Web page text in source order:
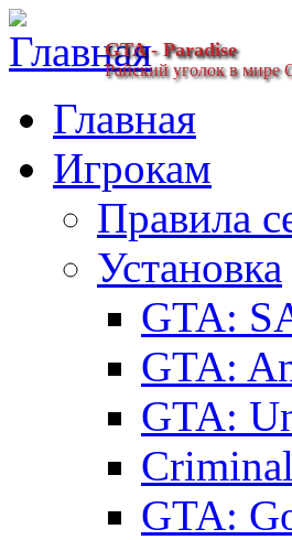
GTA - Paradise
Райский уголок в мире
Главная
Игрокам
Правила
Установка
GTA:
GTA:
GTA:
GTA: